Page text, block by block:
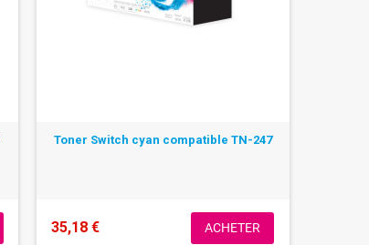
Toner Switch cyan compatible TN-247
35,18 € ACHETER